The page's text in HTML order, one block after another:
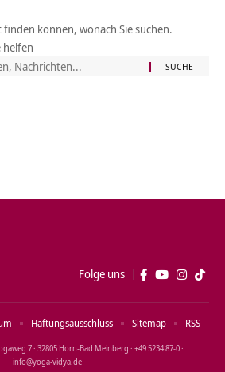
finden können, wonach Sie suchen.
helfen
Folge uns
7 · 32805 Horn‑Bad Meinberg · +49 5234 87‑0 ·
info@yoga‑vidya.de
Haftungsausschluss Sitemap RSS